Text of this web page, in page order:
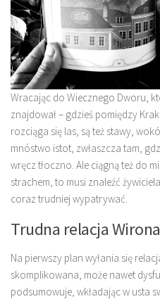
Wracając do Wiecznego Dworu,
znajdował – gdzieś pomiędzy
rozciąga się las, są też stawy,
mnóstwo istot, zwłaszcza tam,
wręcz tłoczno. Ale ciągną też do
strachem, to musi znaleźć
coraz trudniej wypatrywać.
Trudna relacja
Na pierwszy plan wyłania się
skomplikowana, może nawet
podsumowuje, wkładając w usta